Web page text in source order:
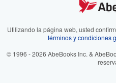
Preferencias de cookies
Aviso de cookies
AbeBooks.fr
Utilizando la página web, usted
términos y condiciones
© 1996 - 2026 AbeBooks Inc. &